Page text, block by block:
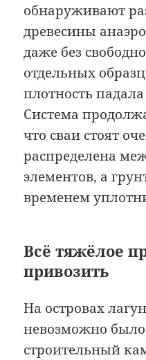
обнаруживают
древесины
даже без
отдельных
плотность
Система
что сваи стоят
распределена
элементов, а
временем
Всё тяжёлое
привозить
На островах
невозможно
строительный